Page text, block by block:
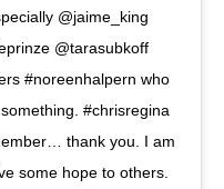
@jaime_king
@tarasubkoff
#noreenhalpern who
#chrisregina
thank you. I am
some hope to others.